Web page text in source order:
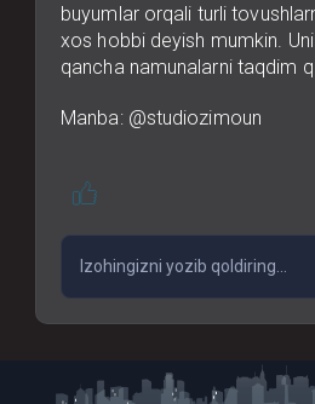
buyumlar orqali turli
xos hobbi deyish mumkin.
qancha namunalarni taqdim
Manba: @studiozimoun